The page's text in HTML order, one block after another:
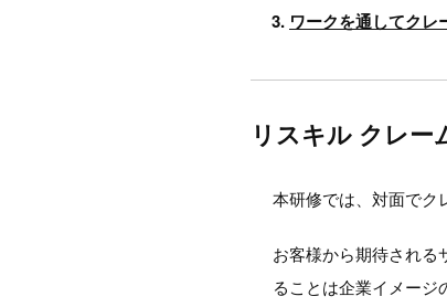
ワークを通してクレ
リスキル クレー
本研修では、対面でク
お客様から期待される
ることは企業イメー